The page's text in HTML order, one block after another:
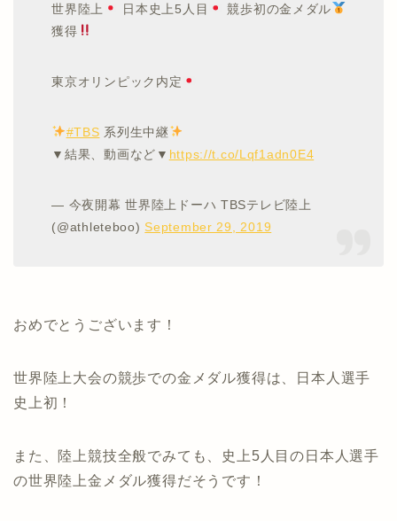
世界陸上
日本史上5人目
競歩初の金メダル
獲得
東京オリンピック内定
#TBS 系列生中継
▼結果、動画など▼ https://t.co/Lqf1adn0E4
— 今夜開幕 世界陸上ドーハ TBSテレビ陸上
(@athleteboo) September 29, 2019
おめでとうございます！
世界陸上大会の競歩での金メダル獲得は、日本人選手
史上初！
また、陸上競技全般でみても、史上5人目の日本人選手
の世界陸上金メダル獲得だそうです！